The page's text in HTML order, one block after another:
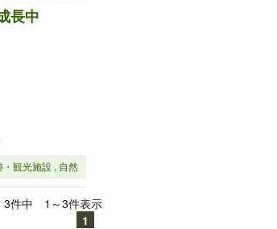
長中
観光施設 , 自然
3件中 1～3件表示
1